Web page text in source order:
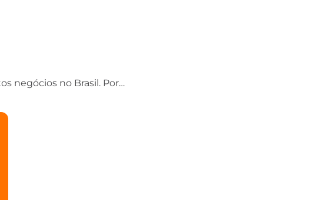
negócios no Brasil. Por…